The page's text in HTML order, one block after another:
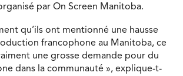
par On Screen Manitoba.
qu’ils ont mentionné une hausse
francophone au Manitoba, ce
une grosse demande pour du
dans la communauté », explique-t-